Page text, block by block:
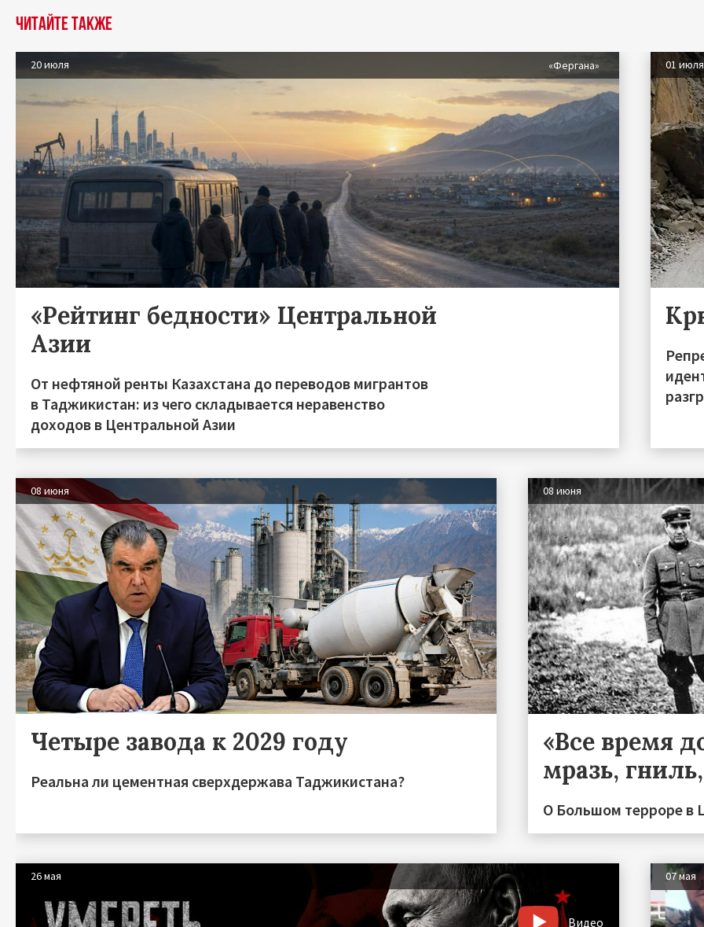
Читайте также
20 июля «Фергана»
«Рейтинг бедности» Центральной
Азии
От нефтяной ренты Казахстана до переводов мигрантов
в Таджикистан: из чего складывается неравенство
доходов в Центральной Азии
01 июля
08 июня
Четыре завода к 2029 году
Реальна ли цементная сверхдержава Таджикистана?
08 июня
«Все время
мразь,
О Большом терроре в
26 мая
Видео
07 мая